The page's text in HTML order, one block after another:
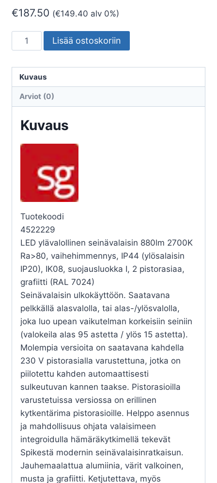
€187.50 (€149.40 alv 0%)
SEINÄVALAISIN
ULKO
SPIKE
900
YV
2PR
Lisää ostoskoriin
Kuvaus
Arviot (0)
Kuvaus
Tuotekoodi
4522229
LED ylävalollinen seinävalaisin 880lm 2700K
Ra>80, vaihehimmennys, IP44 (ylösalaisin
IP20), IK08, suojausluokka I, 2 pistorasiaa,
grafiitti (RAL 7024)
Seinävalaisin ulkokäyttöön. Saatavana
pelkkällä alasvalolla, tai alas-/ylösvalolla,
joka luo upean vaikutelman korkeisiin seiniin
(valokeila alas 95 astetta / ylös 15 astetta).
Molempia versioita on saatavana kahdella
230 V pistorasialla varustettuna, jotka on
piilotettu kahden automaattisesti
sulkeutuvan kannen taakse. Pistorasioilla
varustetuissa versiossa on erillinen
kytkentärima pistorasioille. Helppo asennus
ja mahdollisuus ohjata valaisimeen
integroidulla hämäräkytkimellä tekevät
Spikestä modernin seinävalaisinratkaisun.
Jauhemaalattua alumiinia, värit valkoinen,
musta ja grafiitti. Ketjutettava, myös